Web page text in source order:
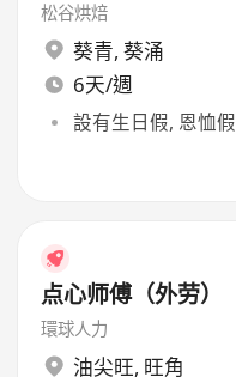
松谷烘焙
葵青, 葵涌
6天/週
設有生日假, 恩恤假
点心师傅（外劳）
環球人力
油尖旺, 旺角